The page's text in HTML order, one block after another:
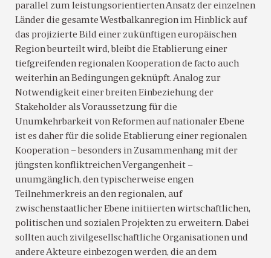
parallel zum leistungsorientierten Ansatz der einzelnen
Länder die gesamte Westbalkanregion im Hinblick auf
das projizierte Bild einer zukünftigen europäischen
Region beurteilt wird, bleibt die Etablierung einer
tiefgreifenden regionalen Kooperation de facto auch
weiterhin an Bedingungen geknüpft. Analog zur
Notwendigkeit einer breiten Einbeziehung der
Stakeholder als Voraussetzung für die
Unumkehrbarkeit von Reformen auf nationaler Ebene
ist es daher für die solide Etablierung einer regionalen
Kooperation – besonders in Zusammenhang mit der
jüngsten konfliktreichen Vergangenheit –
unumgänglich, den typischerweise engen
Teilnehmerkreis an den regionalen, auf
zwischenstaatlicher Ebene initiierten wirtschaftlichen,
politischen und sozialen Projekten zu erweitern. Dabei
sollten auch zivilgesellschaftliche Organisationen und
andere Akteure einbezogen werden, die an dem